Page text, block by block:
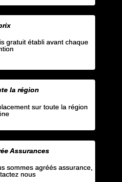
gratuit établi avant chaque
la région
sur toute la région
Assurances
sommes agréés assurance,
nous